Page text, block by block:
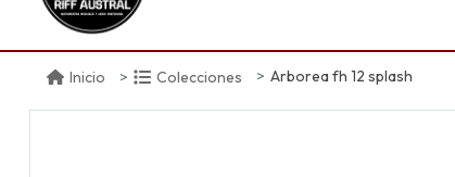
Inicio Colecciones Arborea fh 12 splash